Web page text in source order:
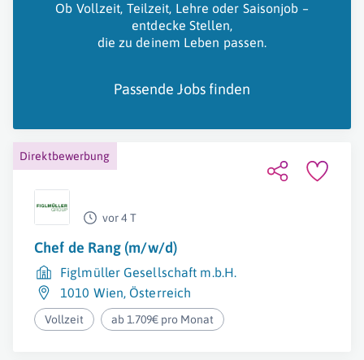
Ob Vollzeit, Teilzeit, Lehre oder Saisonjob –
entdecke Stellen,
die zu deinem Leben passen.
Passende Jobs finden
Direktbewerbung
vor 4 T
Chef de Rang (m/w/d)
Figlmüller Gesellschaft m.b.H.
1010 Wien, Österreich
Vollzeit ab 1.709€ pro Monat